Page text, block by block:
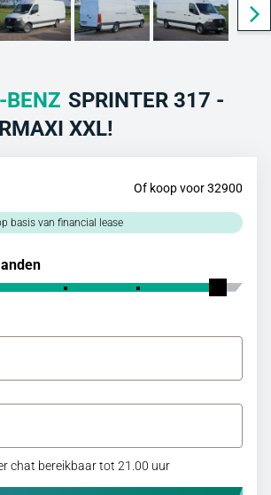
BENZ SPRINTER 317 -
XXL!
Of koop voor 32900
basis van financial lease
chat bereikbaar tot 21.00 uur